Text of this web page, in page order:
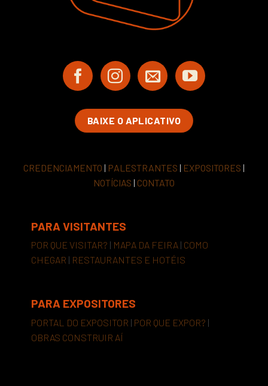
BAIXE O APLICATIVO
CREDENCIAMENTO | PALESTRANTES | EXPOSITORES |
NOTÍCIAS | CONTATO
PARA VISITANTES
POR QUE VISITAR? | MAPA DA FEIRA | COMO
CHEGAR | RESTAURANTES E HOTÉIS
PARA EXPOSITORES
PORTAL DO EXPOSITOR | POR QUE EXPOR? |
OBRAS CONSTRUIR AÍ